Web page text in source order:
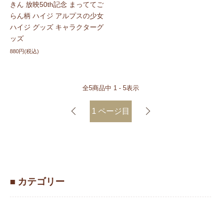
きん 放映50th記念 まっててご
らん柄 ハイジ アルプスの少女
ハイジ グッズ キャラクターグ
ッズ
880円(税込)
全5商品中 1 - 5表示
1 ページ目
■ カテゴリー